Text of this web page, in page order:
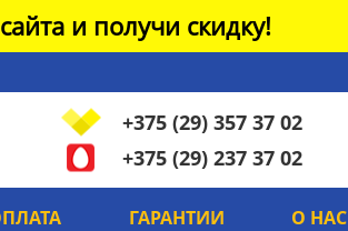
и получи скидку!
+375 (29) 357 37 02
+375 (29) 237 37 02
ГАРАНТИИ О НАС